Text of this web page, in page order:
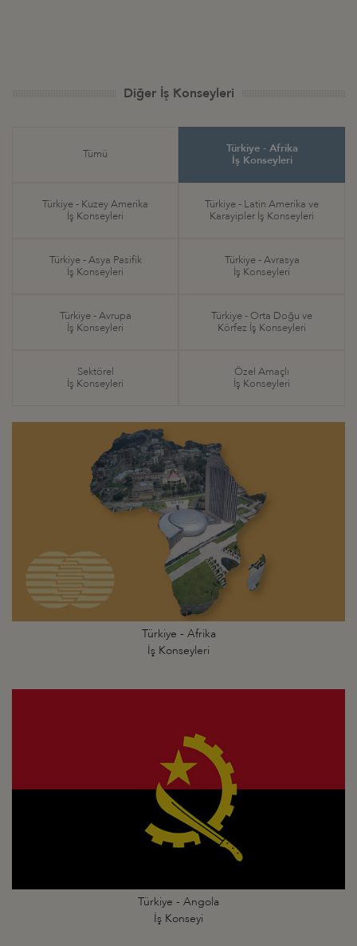
Diğer İş Konseyleri
Tümü
Türkiye - Afrika
İş Konseyleri
Türkiye - Kuzey Amerika
İş Konseyleri
Türkiye - Latin Amerika ve
Karayipler İş Konseyleri
Türkiye - Asya Pasifik
İş Konseyleri
Türkiye - Avrasya
İş Konseyleri
Türkiye - Avrupa
İş Konseyleri
Türkiye - Orta Doğu ve
Körfez İş Konseyleri
Sektörel
İş Konseyleri
Özel Amaçlı
İş Konseyleri
Türkiye - Afrika
İş Konseyleri
Türkiye - Angola
İş Konseyi